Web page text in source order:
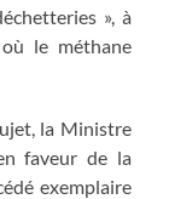
», à
le méthane
la Ministre
faveur de la
exemplaire